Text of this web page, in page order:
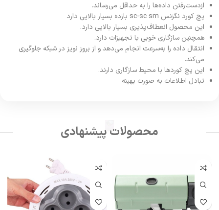
ازدست‌رفتن داده‌ها را به حداقل می‌رساند.
پچ کورد نگزنس sc-sc sm بازده بسیار بالایی دارد
این محصول انعطاف‌پذیری بسیار بالایی دارد.
همچنین سازگاری خوبی با تجهیزات دارد.
انتقال داده را به‌سرعت انجام می‌دهد و از بروز نویز در شبکه جلوگیری
می‌کند.
این پچ کورد‌ها با محیط سازگاری دارند.
تبادل اطلاعات به صورت بهینه
محصولات پیشنهادی